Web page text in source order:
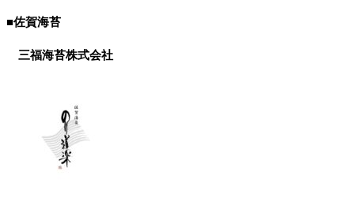
■佐賀海苔
三福海苔株式会社